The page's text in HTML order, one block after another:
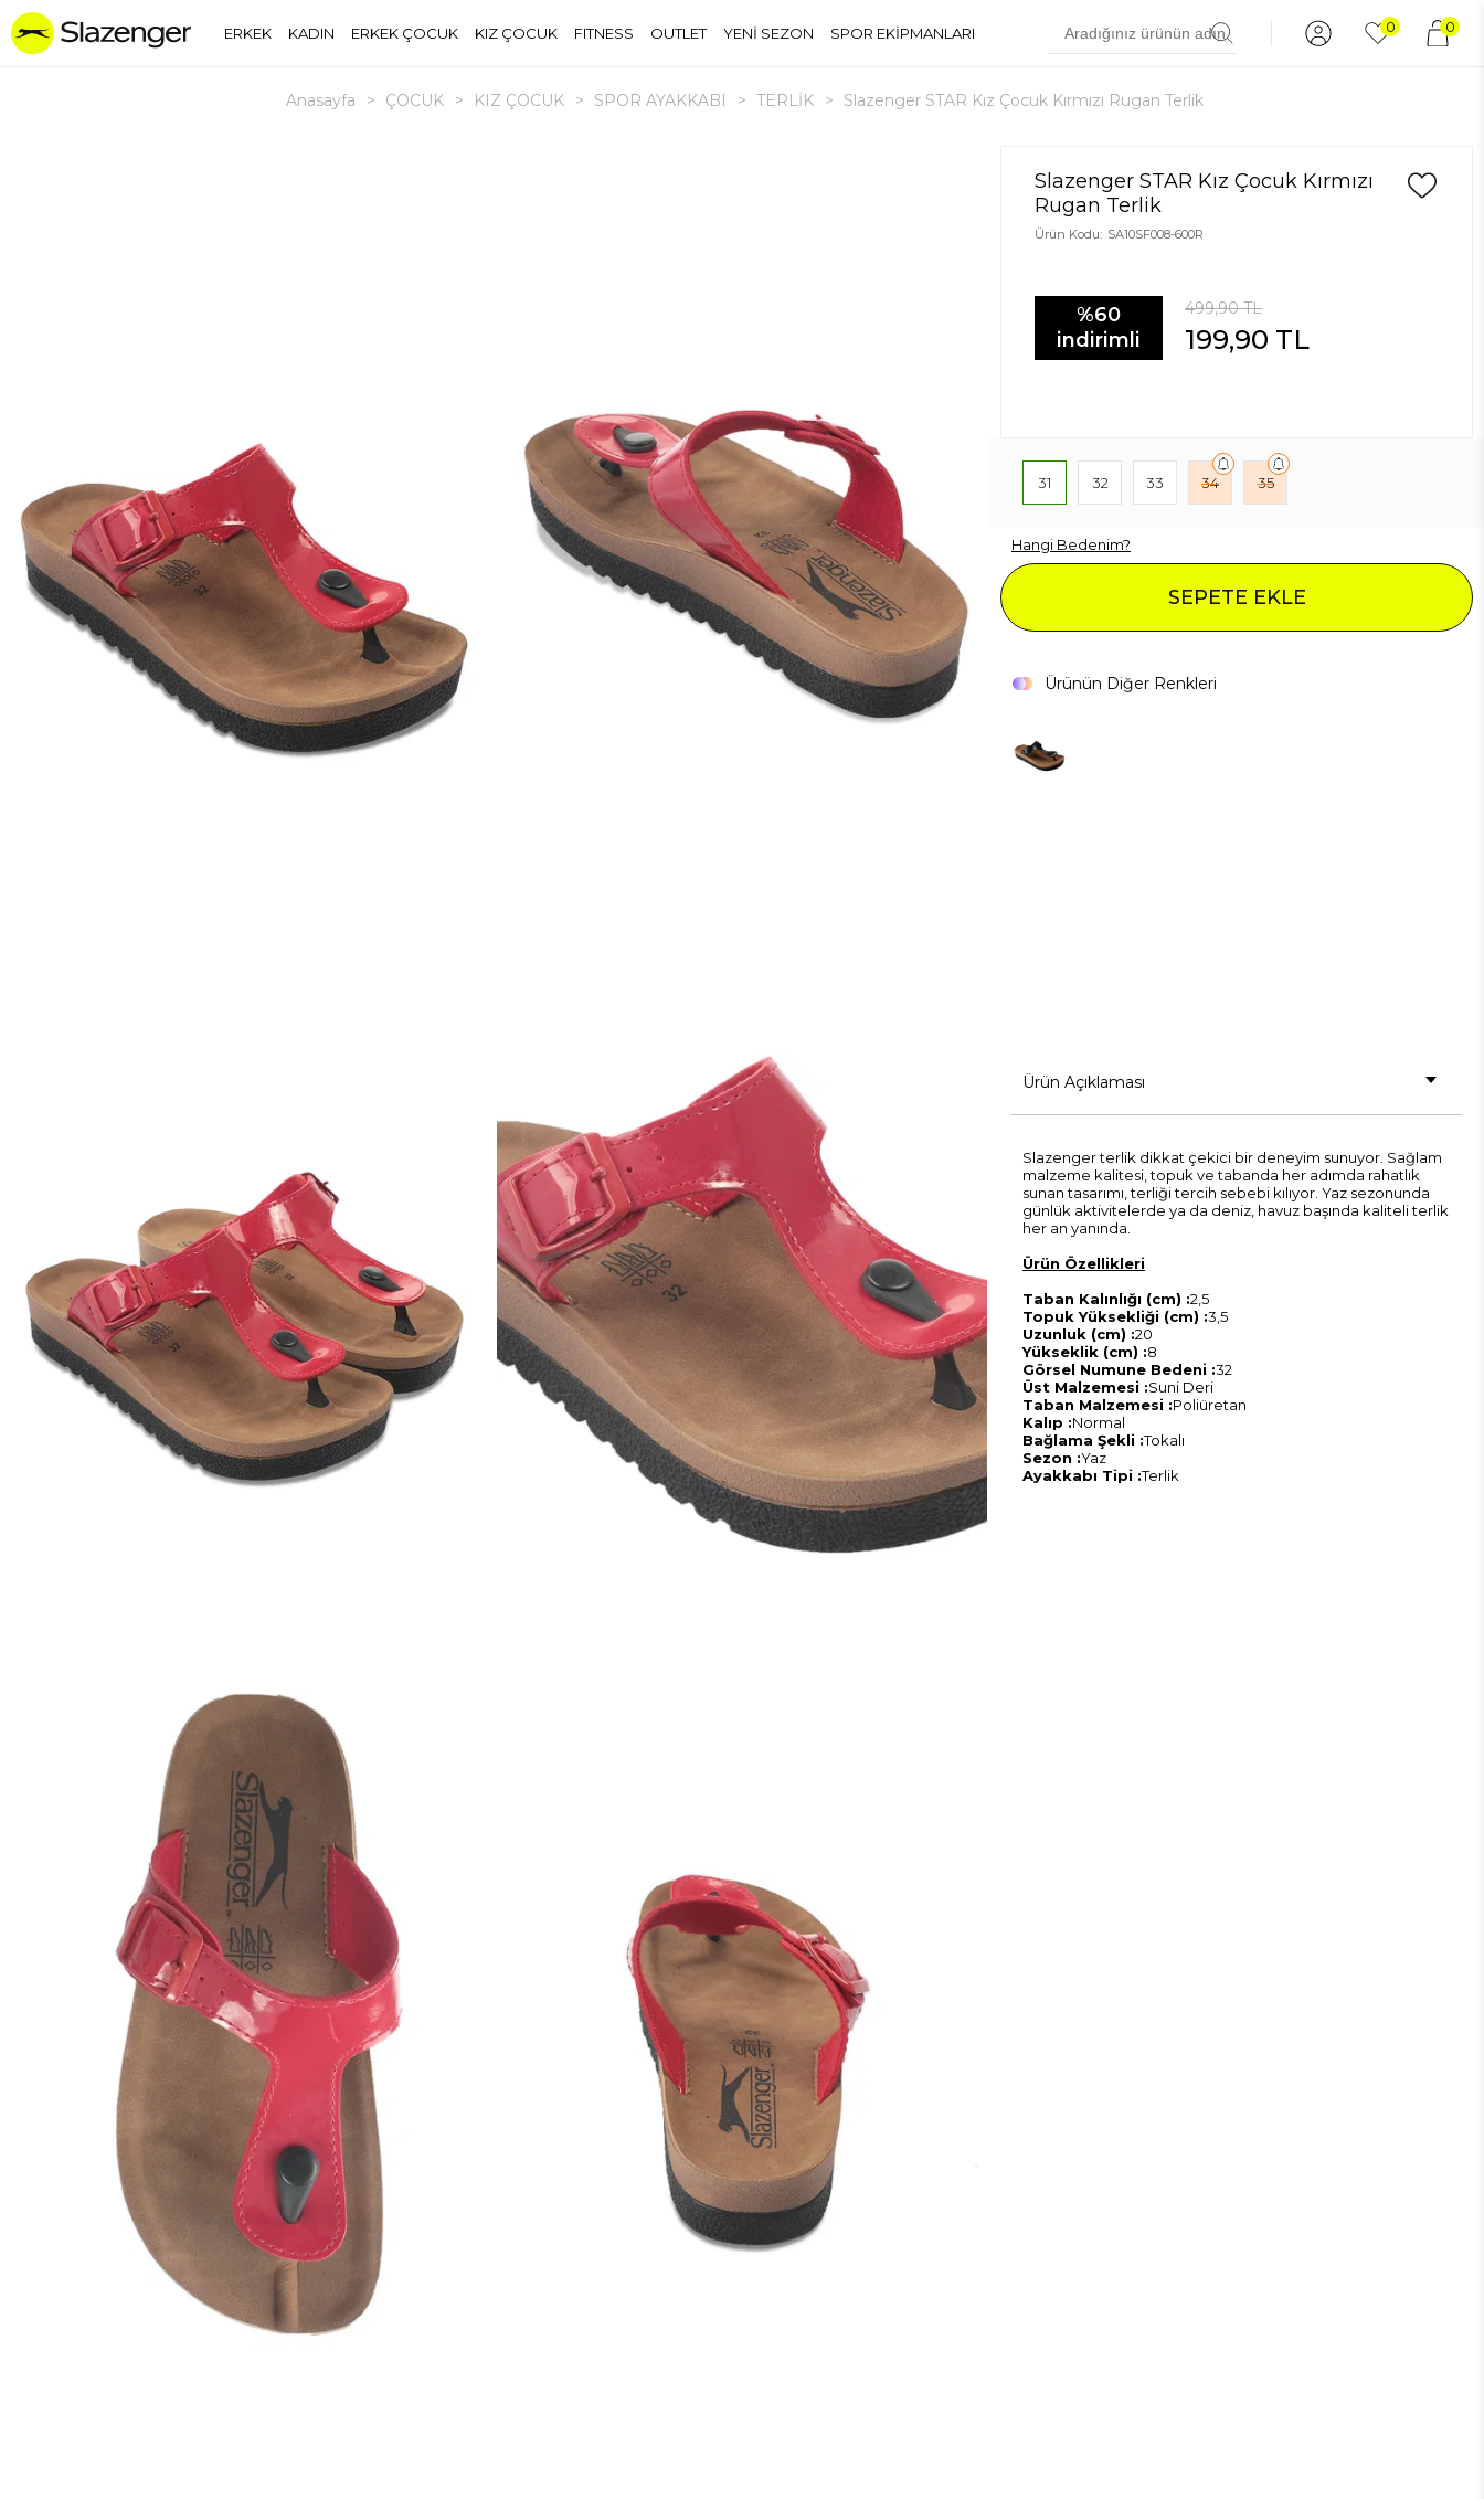
ERKEK KADIN ERKEK ÇOCUK KIZ ÇOCUK FITNESS OUTLET YENİ SEZON SPOR EKİPMANLARI 0 0
Anasayfa > ÇOCUK > KIZ ÇOCUK > SPOR AYAKKABI > TERLİK > Slazenger STAR Kız Çocuk Kırmızı Rugan Terlik
Slazenger STAR Kız Çocuk Kırmızı
Rugan Terlik
Ürün Kodu: SA10SF008-600R
%60
indirimli
499,90TL
199,90 TL
31 32 33 34 35
Hangi Bedenim?
SEPETE EKLE
Ürünün Diğer Renkleri
Ürün Açıklaması
Slazenger terlik dikkat çekici bir deneyim sunuyor. Sağlam
malzeme kalitesi, topuk ve tabanda her adımda rahatlık
sunan tasarımı, terliği tercih sebebi kılıyor. Yaz sezonunda
günlük aktivitelerde ya da deniz, havuz başında kaliteli terlik
her an yanında.
Ürün Özellikleri
Taban Kalınlığı (cm) :2,5
Topuk Yüksekliği (cm) :3,5
Uzunluk (cm) :20
Yükseklik (cm) :8
Görsel Numune Bedeni :32
Üst Malzemesi :Suni Deri
Taban Malzemesi :Poliüretan
Kalıp :Normal
Bağlama Şekli :Tokalı
Sezon :Yaz
Ayakkabı Tipi :Terlik